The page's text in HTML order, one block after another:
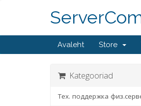
Avaleht Store
Kategooriad
Тех. поддержка